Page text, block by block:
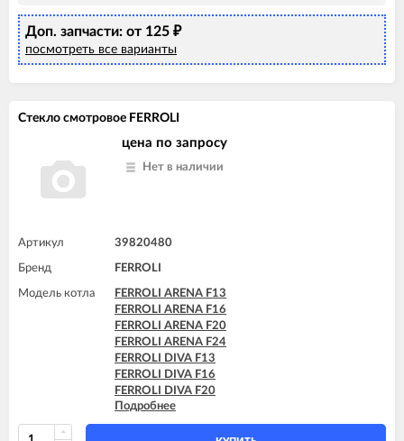
Доп. запчасти: от 125 ₽
посмотреть все варианты
Стекло смотровое FERROLI
цена по запросу
Нет в наличии
Артикул 39820480
Бренд FERROLI
Модель котла
FERROLI ARENA F13
FERROLI ARENA F16
FERROLI ARENA F20
FERROLI ARENA F24
FERROLI DIVA F13
FERROLI DIVA F16
FERROLI DIVA F20
FERROLI DIVA F24
FERROLI DIVA F28
Подробнее